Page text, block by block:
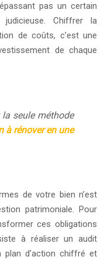
pas un certain
Chiffrer la
de coûts, c’est une
de chaque
seule méthode
à rénover en une
de votre bien n’est
patrimoniale. Pour
ces obligations
à réaliser un audit
d’action chiffré et